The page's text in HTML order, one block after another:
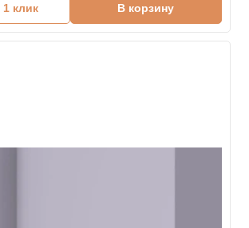
клик В корзину